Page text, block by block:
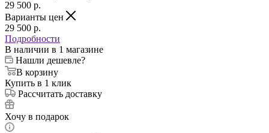
29 500 p.
Варианты цен
29 500 p.
Подробности
В наличии в 1 магазине
Нашли дешевле?
В корзину
Купить в 1 клик
Рассчитать доставку
Хочу в подарок